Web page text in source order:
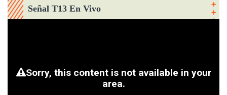
Señal T13 En Vivo